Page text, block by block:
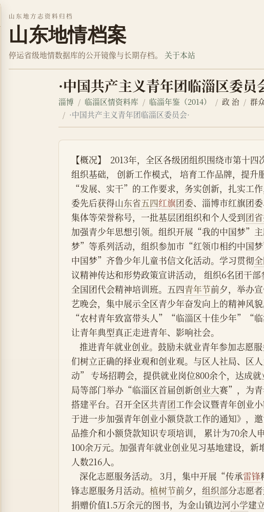
山东地方志资料归档
山东地情档案
停运省级地情数据库的公开镜像与长期存档。 关于本站
·中国共产主义青年团临淄区委员
淄博 临淄区情资料库 临淄年鉴（2014） 政 治
群
·中国共产主义青年团临淄区委员会·
【概况】  2013年，全区各级团组织围绕市第十
组织基础， 创新工作模式， 培育工作品牌，提
“发展、实干”的工作要求，务实创新，扎实工
委先后获得山东省五四红旗团委、淄博市红旗团
集体等荣誉称号，一批基层团组织和个人受到团
加强青少年思想引领。组织开展“我的中国梦”
梦”等系列活动，组织参加市“红领巾相约中国
中国梦”齐鲁少年儿童书信文化活动。学习贯彻
议精神传达和形势政策宣讲活动， 组织6名团干部
全国团代会精神培训班。五四青年节前夕，举办
艺晚会，集中展示全区青少年奋发向上的精神风
“农村青年致富带头人”“临淄区十佳少年”“临
让青年典型真正走进青年、影响社会。
推进青年就业创业。鼓励未就业青年参加志
们树立正确的择业观和创业观。与区人社局、区
动” 专场招聘会，提供就业岗位800余个，达成
局等部门举办“临淄区首届创新创业大赛”，为青
搭建平台。召开全区共青团工作会议暨青年创业
于进一步加强青年创业小额贷款工作的通知》，
品推介和小额贷款知识专项培训， 累计为70余人
100余万元。加强青年就业创业见习基地建设，新
人数216人。
    深化志愿服务活动。 3月，集中开展“传承
雷锋
锋志愿服务月活动。植树节前夕，组织部分志愿
捐赠价值1.5万余元的图书，为金山镇边河小学建